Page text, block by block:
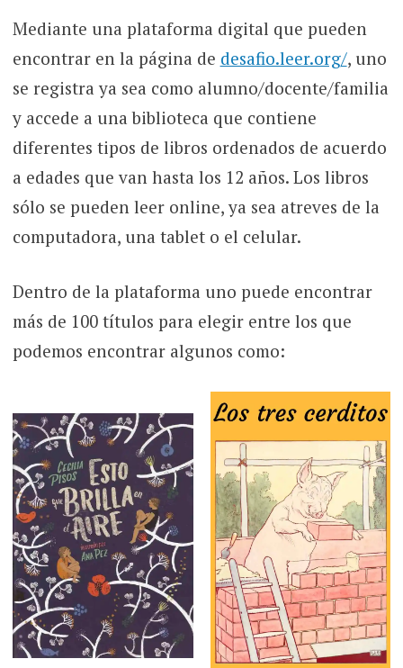
Mediante una plataforma digital que pueden
encontrar en la página de desafio.leer.org/, uno
se registra ya sea como alumno/docente/familia
y accede a una biblioteca que contiene
diferentes tipos de libros ordenados de acuerdo
a edades que van hasta los 12 años. Los libros
sólo se pueden leer online, ya sea atreves de la
computadora, una tablet o el celular.
Dentro de la plataforma uno puede encontrar
más de 100 títulos para elegir entre los que
podemos encontrar algunos como: